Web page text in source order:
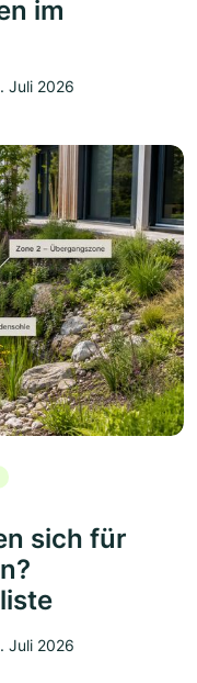
im
Juli 2026
sich für
Juli 2026